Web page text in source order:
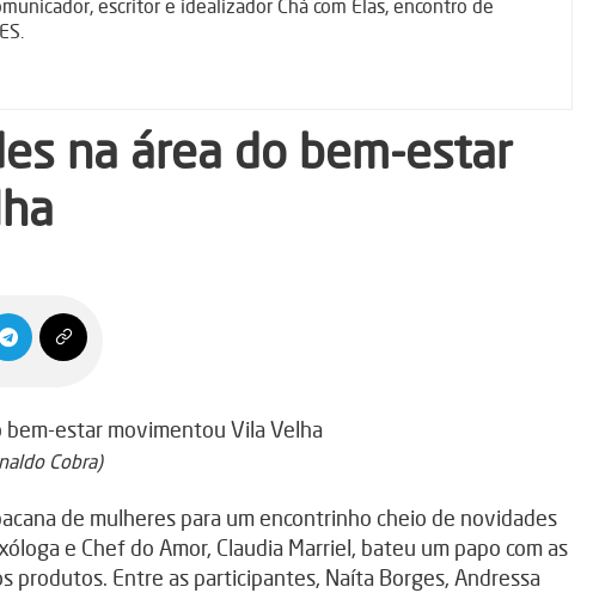
escritor e idealizador Chá com Elas, encontro de
na área do bem-estar
Cobra)
de mulheres para um encontrinho cheio de novidades
e Chef do Amor, Claudia Marriel, bateu um papo com as
produtos. Entre as participantes, Naíta Borges, Andressa